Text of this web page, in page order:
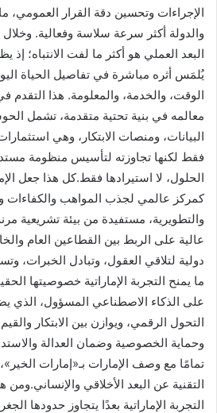
الإجراءات وتحسين دقة القرار العمومي،
والدولة أكثر سرعة سلاسة وفعالية. وخلال
البعد العملي هو أكثر ما لفت الانتباه؛ إذ
يُلمَس أثره مباشرة في تفاصيل الحياة
الوقت، والخدمة، والمعلومة. هذا التقدم
معالمه في بنية تحتية متقدمة، تشمل
البيانات، ومنصات الابتكار، وهي
فقط لكنها تجاوزته لتأسيس منظومة
الحلول، لا استيرادها فقط.كل هذا جعل
كمركز عالمي لجذب المواهب والكفاءات
والتطويرية، مستفيدة من بيئة تشريعية
عالية على الربط بين القطاعين العام
دولية لتلاقي العقول، وتبادل الخبرات،
ما يمنح التجربة الإماراتية خصوصيتها
على الذكاء الاصطناعي المسؤول، الذي
التحول الرقمي، ويوازن بين الابتكار
وحماية الخصوصية وضمان العدالة
تمامًا مع وصف الإمارات بـ«إمارات
التقنية عن البعد الأخلاقي
التجربة الإماراتية بعدًا يتجاوز حدودها